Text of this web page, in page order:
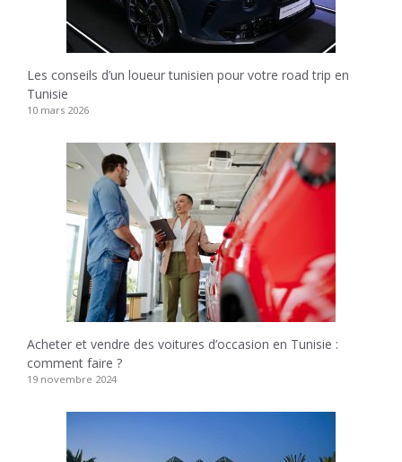
Les conseils d’un loueur tunisien pour votre road trip en
Tunisie
10 mars 2026
Acheter et vendre des voitures d’occasion en Tunisie :
comment faire ?
19 novembre 2024